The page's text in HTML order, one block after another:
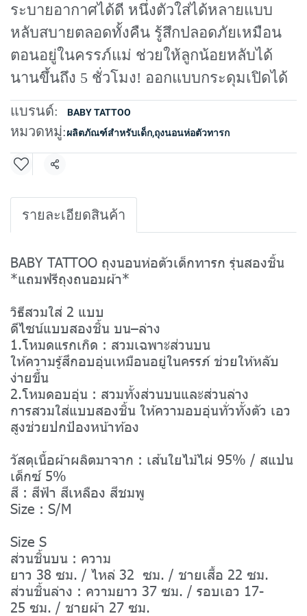
ระบายอากาศได้ดี หนึ่งตัวใส่ได้หลายแบบ
หลับสบายตลอดทั้งคืน รู้สึกปลอดภัยเหมือน
ตอนอยู่ในครรภ์แม่ ช่วยให้ลูกน้อยหลับได้
นานขึ้นถึง 5 ชั่วโมง! ออกแบบกระดุมเปิดได้
แบรนด์: BABY TATTOO
หมวดหมู่:ผลิตภัณฑ์สำหรับเด็ก,ถุงนอนห่อตัวทารก
แชร์
รายละเอียดสินค้า
BABY TATTOO ถุงนอนห่อตัวเด็กทารก รุ่นสองชิ้น
*แถมฟรีถุงถนอมผ้า*
วิธีสวมใส่ 2 แบบ
ดีไซน์แบบสองชิ้น บน–ล่าง
1.โหมดแรกเกิด : สวมเฉพาะส่วนบน
ให้ความรู้สึกอบอุ่นเหมือนอยู่ในครรภ์ ช่วยให้หลับ
ง่ายขึ้น
2.โหมดอบอุ่น : สวมทั้งส่วนบนและส่วนล่าง
การสวมใส่แบบสองชิ้น ให้ความอบอุ่นทั่วทั้งตัว เอว
สูงช่วยปกป้องหน้าท้อง
วัสดุเนื้อผ้าผลิตมาจาก : เส้นใยไม้ไผ่ 95% / สแปน
เด็กซ์ 5%
สี : สีฟ้า สีเหลือง สีชมพู
Size : S/M
Size S
ส่วนชิ้นบน : ความ
ยาว 38 ซม. / ไหล่ 32 ซม. / ชายเสื้อ 22 ซม.
ส่วนชิ้นล่าง : ความยาว 37 ซม. / รอบเอว 17-
25 ซม. / ชายผ้า 27 ซม.